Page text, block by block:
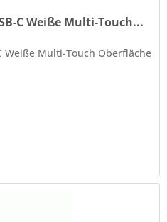
C Weiße Multi-Touch...
Weiße Multi-Touch Oberfläche